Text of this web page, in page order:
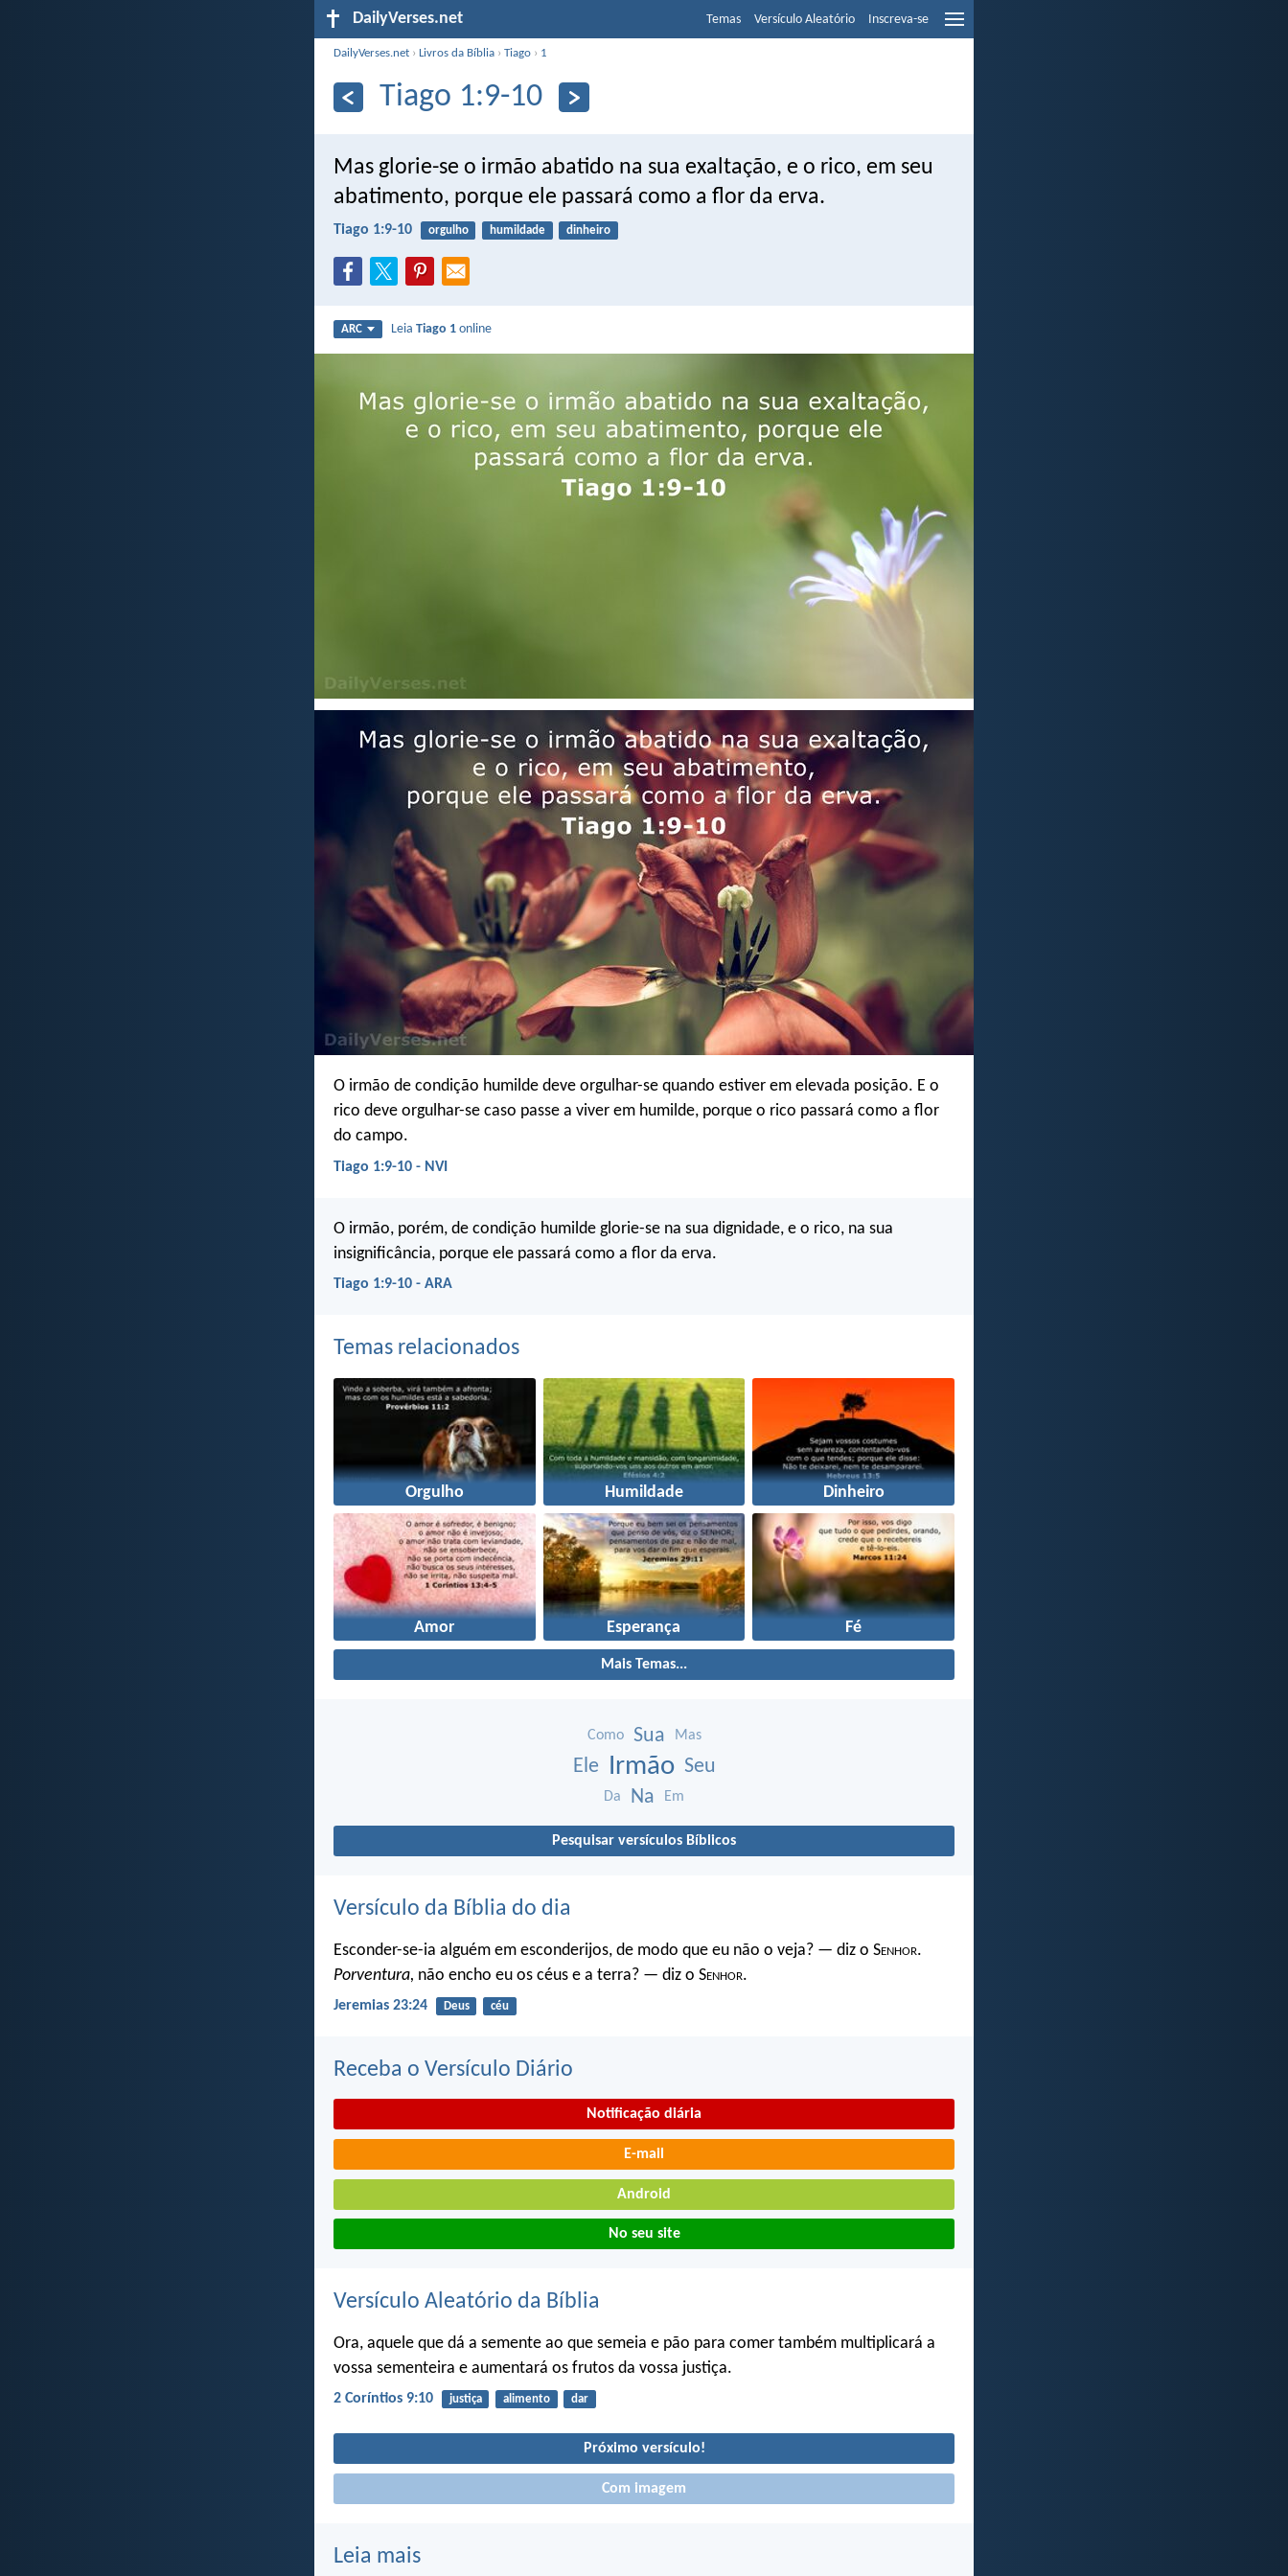
DailyVerses.net Temas Versículo Aleatório Inscreva-se
DailyVerses.net ›Livros da Bíblia ›Tiago › 1
Tiago 1:9-10
Mas glorie-se o irmão abatido na sua exaltação, e o rico, em seu
abatimento, porque ele passará como a flor da erva.
Tiago 1:9-10 orgulho humildade dinheiro
ARC LeiaTiago 1 online
O irmão de condição humilde deve orgulhar-se quando estiver em elevada posição. E o
rico deve orgulhar-se caso passe a viver em humilde, porque o rico passará como a flor
do campo.
Tiago 1:9-10 - NVI
O irmão, porém, de condição humilde glorie-se na sua dignidade, e o rico, na sua
insignificância, porque ele passará como a flor da erva.
Tiago 1:9-10 - ARA
Temas relacionados
Orgulho Humildade Dinheiro
Amor Esperança Fé
Mais Temas...
Como Sua Mas
Ele Irmão Seu
Da Na Em
Pesquisar versículos Bíblicos
Versículo da Bíblia do dia
Esconder-se-ia alguém em esconderijos, de modo que eu não o veja? — diz o Senhor.
Porventura, não encho eu os céus e a terra? — diz o Senhor.
Jeremias 23:24 Deus céu
Receba o Versículo Diário
Notificação diária
E-mail
Android
No seu site
Versículo Aleatório da Bíblia
Ora, aquele que dá a semente ao que semeia e pão para comer também multiplicará a
vossa sementeira e aumentará os frutos da vossa justiça.
2 Coríntios 9:10 justiça alimento dar
Próximo versículo!
Com imagem
Leia mais